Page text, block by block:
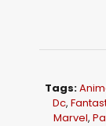
Tags:
Dc,
Marvel,